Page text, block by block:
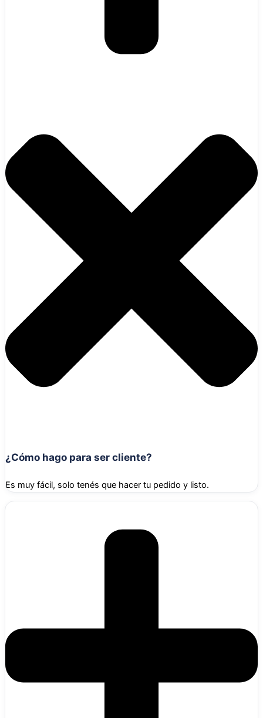
¿Cómo hago para ser cliente?
Es muy fácil, solo tenés que hacer tu pedido y listo.